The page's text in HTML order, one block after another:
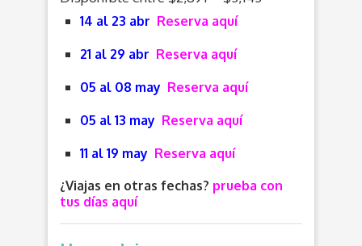
14 al 23 abr Reserva aquí
21 al 29 abr Reserva aquí
05 al 08 may Reserva aquí
05 al 13 may Reserva aquí
11 al 19 may Reserva aquí
¿Viajas en otras fechas? prueba con
tus días aquí